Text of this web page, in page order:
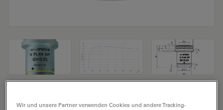
Wir und unsere Partner verwenden Cookies und andere Tracking-